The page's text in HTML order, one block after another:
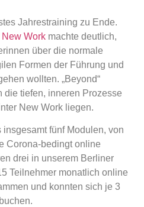
Jahrestraining zu Ende.
Work machte deutlich,
über die normale
Formen der Führung und
wollten. „Beyond“
die tiefen, inneren Prozesse
New Work liegen.
fünf Modulen, von
Corona-bedingt online
drei in unserem Berliner
Teilnehmer monatlich online
und konnten sich je 3